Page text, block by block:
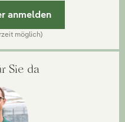
anmelden
möglich)
Sie da